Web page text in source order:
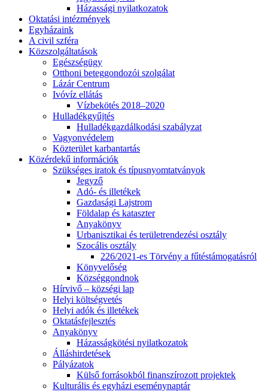
Házassági nyilatkozatok
Oktatási intézmények
Egyházaink
A civil szféra
Közszolgáltatások
Egészségügy
Otthoni beteggondozói szolgálat
Lázár Centrum
Ivóvíz ellátás
Vízbekötés 2018–2020
Hulladékgyűjtés
Hulladékgazdálkodási szabályzat
Vagyonvédelem
Közterület karbantartás
Közérdekű információk
Szükséges iratok és típusnyomtatványok
Jegyző
Adó- és illetékek
Gazdasági Lajstrom
Földalap és kataszter
Anyakönyv
Urbanisztikai és területrendezési osztály
Szocális osztály
226/2021-es Törvény a fűtéstámogatásról
Könyvelőség
Községgondnok
Hírvivő – községi lap
Helyi költségvetés
Helyi adók és illetékek
Oktatásfejlesztés
Anyakönyv
Házasságkötési nyilatkozatok
Álláshirdetések
Pályázatok
Külső forrásokból finanszírozott projektek
Kulturális és egyházi eseménynaptár